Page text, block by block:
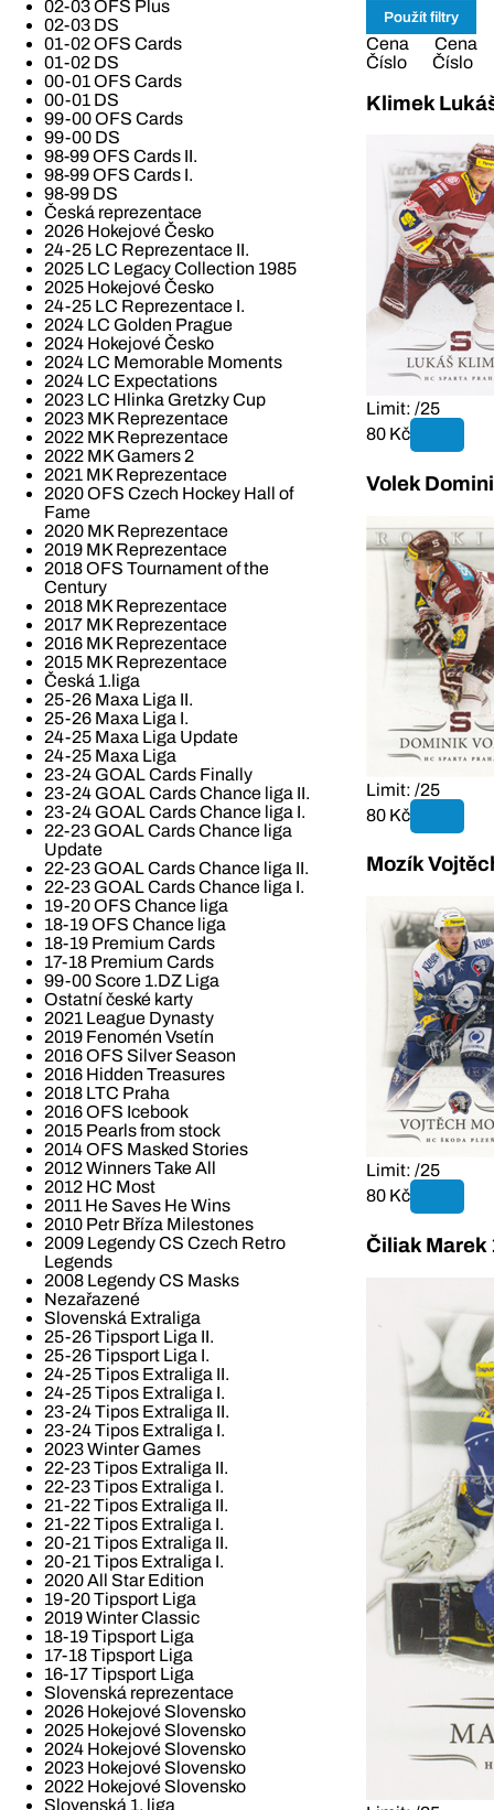
02-03 OFS Plus
02-03 DS
01-02 OFS Cards
01-02 DS
00-01 OFS Cards
00-01 DS
99-00 OFS Cards
99-00 DS
98-99 OFS Cards II.
98-99 OFS Cards I.
98-99 DS
Česká reprezentace
2026 Hokejové Česko
24-25 LC Reprezentace II.
2025 LC Legacy Collection 1985
2025 Hokejové Česko
24-25 LC Reprezentace I.
2024 LC Golden Prague
2024 Hokejové Česko
2024 LC Memorable Moments
2024 LC Expectations
2023 LC Hlinka Gretzky Cup
2023 MK Reprezentace
2022 MK Reprezentace
2022 MK Gamers 2
2021 MK Reprezentace
2020 OFS Czech Hockey Hall of
Fame
2020 MK Reprezentace
2019 MK Reprezentace
2018 OFS Tournament of the
Century
2018 MK Reprezentace
2017 MK Reprezentace
2016 MK Reprezentace
2015 MK Reprezentace
Česká 1.liga
25-26 Maxa Liga II.
25-26 Maxa Liga I.
24-25 Maxa Liga Update
24-25 Maxa Liga
23-24 GOAL Cards Finally
23-24 GOAL Cards Chance liga II.
23-24 GOAL Cards Chance liga I.
22-23 GOAL Cards Chance liga
Update
22-23 GOAL Cards Chance liga II.
22-23 GOAL Cards Chance liga I.
19-20 OFS Chance liga
18-19 OFS Chance liga
18-19 Premium Cards
17-18 Premium Cards
99-00 Score 1.DZ Liga
Ostatní české karty
2021 League Dynasty
2019 Fenomén Vsetín
2016 OFS Silver Season
2016 Hidden Treasures
2018 LTC Praha
2016 OFS Icebook
2015 Pearls from stock
2014 OFS Masked Stories
2012 Winners Take All
2012 HC Most
2011 He Saves He Wins
2010 Petr Bříza Milestones
2009 Legendy CS Czech Retro
Legends
2008 Legendy CS Masks
Nezařazené
Slovenská Extraliga
25-26 Tipsport Liga II.
25-26 Tipsport Liga I.
24-25 Tipos Extraliga II.
24-25 Tipos Extraliga I.
23-24 Tipos Extraliga II.
23-24 Tipos Extraliga I.
2023 Winter Games
22-23 Tipos Extraliga II.
22-23 Tipos Extraliga I.
21-22 Tipos Extraliga II.
21-22 Tipos Extraliga I.
20-21 Tipos Extraliga II.
20-21 Tipos Extraliga I.
2020 All Star Edition
19-20 Tipsport Liga
2019 Winter Classic
18-19 Tipsport Liga
17-18 Tipsport Liga
16-17 Tipsport Liga
Slovenská reprezentace
2026 Hokejové Slovensko
2025 Hokejové Slovensko
2024 Hokejové Slovensko
2023 Hokejové Slovensko
2022 Hokejové Slovensko
Slovenská 1. liga
Cena
Cena
Číslo
Číslo
Klimek
Limit: /25
80 Kč
Volek
Limit: /25
80 Kč
Mozík
Limit: /25
80 Kč
Čiliak Marek